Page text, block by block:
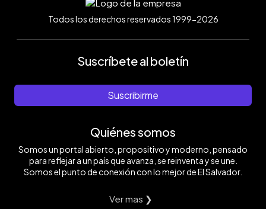
Todos los derechos reservados 1999-2026
Suscríbete al boletín
Suscribirme
Quiénes somos
Somos un portal abierto, propositivo y moderno, pensado
para reflejar a un país que avanza, se reinventa y se une.
Somos el punto de conexión con lo mejor de El Salvador.
Ver mas ❯